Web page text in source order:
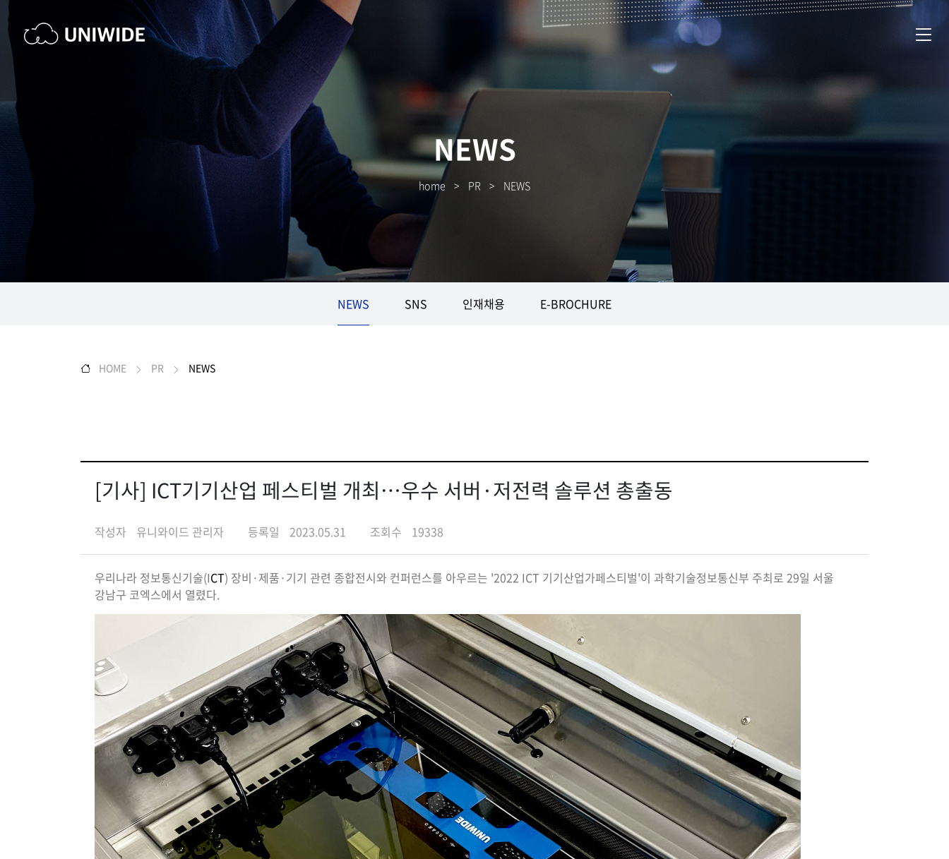
NEWS
home > PR > NEWS
NEWS SNS 인재채용 E-BROCHURE
HOME PR NEWS
[기사] ICT기기산업 페스티벌 개최…우수 서버·저전력 솔루션 총출동
작성자 유니와이드 관리자 등록일 2023.05.31 조회수 19338
우리나라 정보통신기술(ICT) 장비·제품·기기 관련 종합전시와 컨퍼런스를 아우르는 '2022 ICT 기기산업가페스티벌'이 과학기술정보통신부 주최로 29일 서울
강남구 코엑스에서 열렸다.